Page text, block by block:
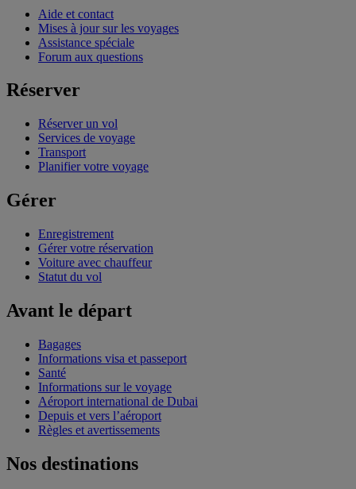
Aide et contact
Mises à jour sur les voyages
Assistance spéciale
Forum aux questions
Réserver
Réserver un vol
Services de voyage
Transport
Planifier votre voyage
Gérer
Enregistrement
Gérer votre réservation
Voiture avec chauffeur
Statut du vol
Avant le départ
Bagages
Informations visa et passeport
Santé
Informations sur le voyage
Aéroport international de Dubai
Depuis et vers l’aéroport
Règles et avertissements
Nos destinations